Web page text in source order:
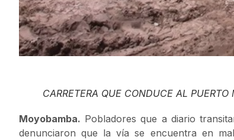
CARRETERA QUE CONDUCE AL PUERTO
Moyobamba. Pobladores que a diario
denunciaron que la vía se encuentra en